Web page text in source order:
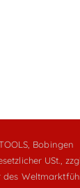
Bobingen
USt.,
des